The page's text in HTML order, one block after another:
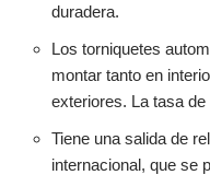
duradera.
Los torniquetes
montar tanto en
exteriores. La tasa de
Tiene una salida de
internacional, que se